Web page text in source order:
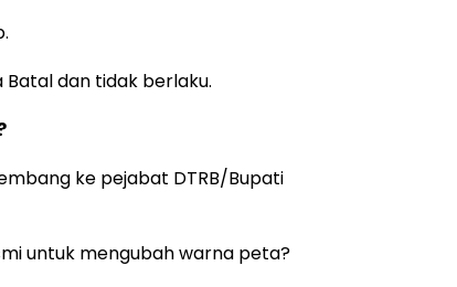
Batal dan tidak berlaku.
ke pejabat DTRB/Bupati
untuk mengubah warna peta?